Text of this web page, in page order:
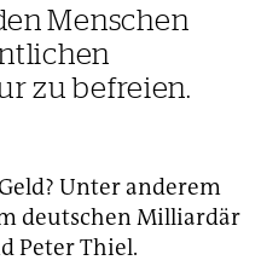
Menschen
zu befreien.
Unter anderem
deutschen Milliardär
Peter Thiel.